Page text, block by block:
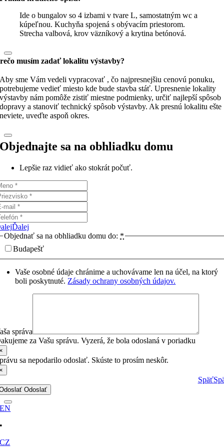
Ide o bungalov so 4 izbami v tvare L, samostatným wc a
kúpeľnou. Kuchyňa spojená s obývacím priestorom.
Strecha valbová, krov väzníkový a krytina betónová.
musím zadať lokalitu výstavby?
Aby sme Vám vedeli vypracovať , čo najpresnejšiu cenovú ponuku,
potrebujeme vedieť miesto kde bude stavba stáť. Upresnenie lokality
výstavby nám pomôže zistiť miestne podmienky, určiť najlepší spôsob
dopravy a stanoviť technický spôsob výstavby. Ak presnú lokalitu ešte
neviete, uveďte aspoň okres.
Objednajte sa na obhliadku domu
Lepšie raz vidieť ako stokrát počuť.
Ďalej
Objednať sa na obhliadku domu do: *
Budapešť
Vaše osobné údaje chránime a uchovávame len na účel, na ktorý
boli poskytnuté. Zásady ochrany osobných údajov.
správa
za Vašu správu. Vyzerá, že bola odoslaná v poriadku
sa nepodarilo odoslať. Skúste to prosím neskôr.
Späť
Odoslať
EN
•
CZ